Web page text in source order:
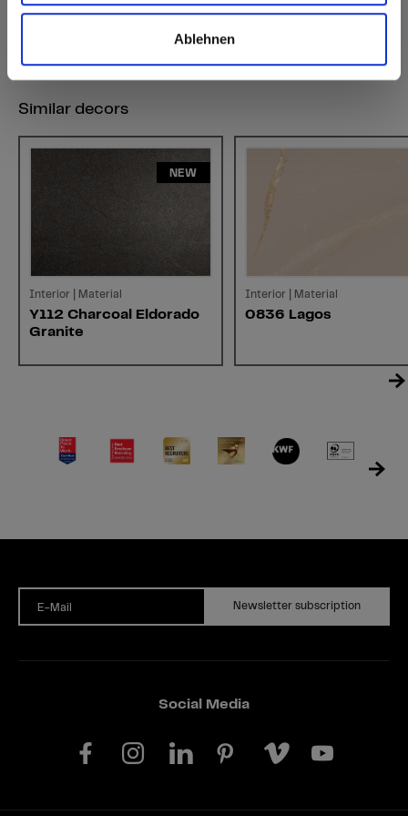
Ablehnen
Similar decors
NEW
Interior | Material
Y112 Charcoal Eldorado
Granite
Interior | Material
0836 Lagos
E-Mail Newsletter subscription
Social Media